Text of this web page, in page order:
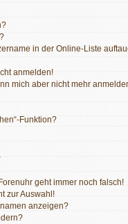
in der Online-Liste
anmelden!
mich aber nicht mehr
Funktion?
geht immer noch falsch!
zur Auswahl!
anzeigen?